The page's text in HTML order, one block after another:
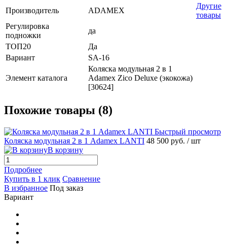
Производитель ADAMEX
Другие
товары
Регулировка
подножки
да
ТОП20
Да
Вариант
SA-16
Элемент каталога
Коляска модульная 2 в 1
Adamex Zico Deluxe (экокожа)
[30624]
Похожие товары (8)
Быстрый просмотр
Коляска модульная 2 в 1 Adamex LANTI 48 500 руб. / шт
В корзину
Подробнее
Купить в 1 клик Сравнение
В избранное Под заказ
Вариант